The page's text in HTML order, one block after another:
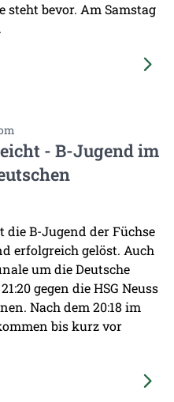
steht bevor. Am Samstag
- B-Jugend im
die B-Jugend der Füchse
erfolgreich gelöst. Auch
um die Deutsche
gegen die HSG Neuss
Nach dem 20:18 im
bis kurz vor